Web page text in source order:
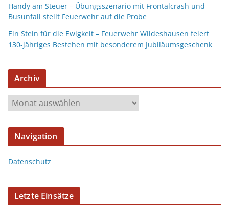
Handy am Steuer – Übungsszenario mit Frontalcrash und
Busunfall stellt Feuerwehr auf die Probe
Ein Stein für die Ewigkeit – Feuerwehr Wildeshausen feiert
130-jähriges Bestehen mit besonderem Jubiläumsgeschenk
Archiv
Navigation
Datenschutz
Letzte Einsätze